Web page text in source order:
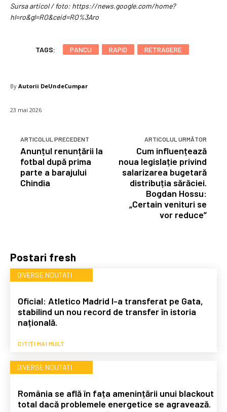
Postari fresh
DIVERSE NOUTATI
Oficial: Atletico Madrid l-a transferat pe Gata,
stabilind un nou record de transfer în istoria
națională.
CITIȚI MAI MULT
DIVERSE NOUTATI
România se află în fața amenințării unui blackout
total dacă problemele energetice se agravează.
Sursa articol / foto: https://news.google.com/home?
hl=ro&gl=RO&ceid=RO%3Aro
TAGS: PANCU RAPID RETRAGERE
By Autorii DeUndeCumpar
23 mai 2026
ARTICOLUL PRECEDENT
Anunțul renunțării la
fotbal după prima
parte a barajului
Chindia
ARTICOLUL URMĂTOR
Cum influențează
noua legislație privind
salarizarea bugetară
distribuția sărăciei.
Bogdan Hossu:
„Certain venituri se
vor reduce”